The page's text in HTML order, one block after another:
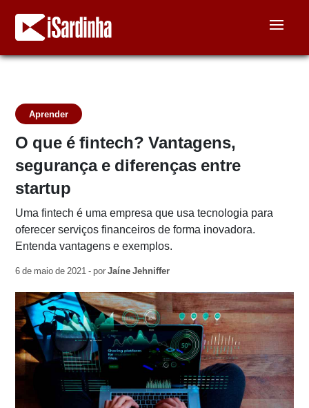
Aprender
O que é fintech? Vantagens,
segurança e diferenças entre
startup
Uma fintech é uma empresa que usa tecnologia para
oferecer serviços financeiros de forma inovadora.
Entenda vantagens e exemplos.
6 de maio de 2021 - porJaíne Jehniffer